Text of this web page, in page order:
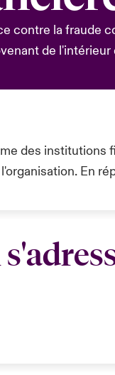
contre la fraude
de
des institutions
En